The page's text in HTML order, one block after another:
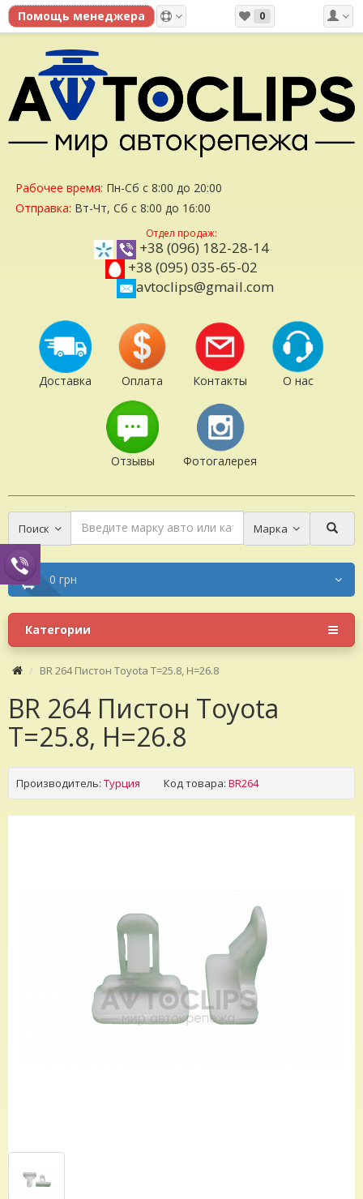
0
Рабочее время: Пн-Сб с 8:00 до 20:00
Отправка: Вт-Чт, Сб с 8:00 до 16:00
Отдел продаж:
+38 (096) 182-28-14
+38 (095) 035-65-02
avtoclips@gmail.com
Доставка Оплата Контакты О нас
Отзывы Фотогалерея
Поиск Марка
0 грн
Категории
BR 264 Пистон Toyota T=25.8, H=26.8
BR 264 Пистон Toyota
T=25.8, H=26.8
Производитель: Турция Код товара: BR264